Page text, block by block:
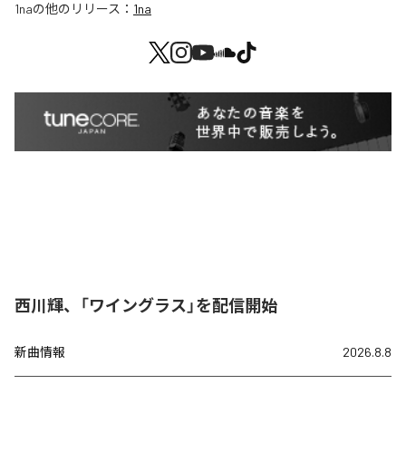
1naの他のリリース： 1na
西川輝、「ワイングラス」を配信開始
新曲情報 2026.8.8